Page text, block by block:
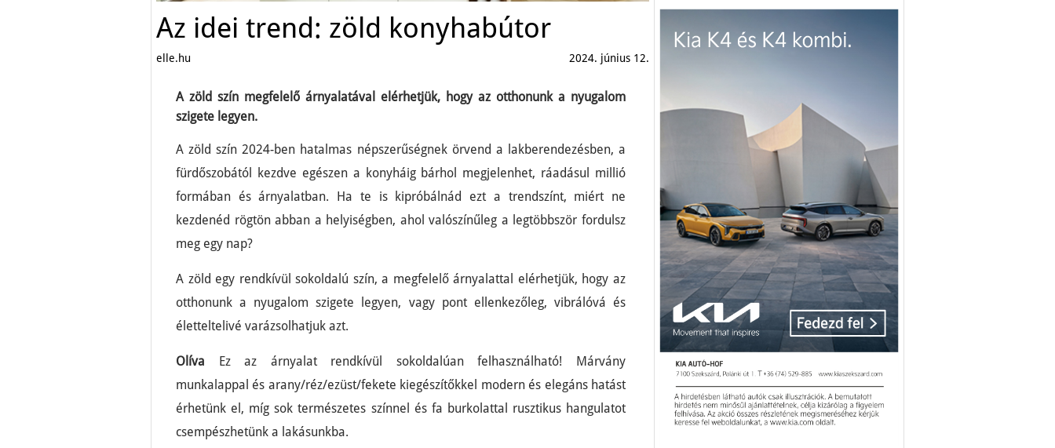
Az idei trend: zöld konyhabútor
elle.hu 2024. június 12.
A zöld szín megfelelő árnyalatával elérhetjük, hogy az otthonunk a nyugalom
szigete legyen.
A zöld szín 2024-ben hatalmas népszerűségnek örvend a lakberendezésben, a
fürdőszobától kezdve egészen a konyháig bárhol megjelenhet, ráadásul millió
formában és árnyalatban. Ha te is kipróbálnád ezt a trendszínt, miért ne
kezdenéd rögtön abban a helyiségben, ahol valószínűleg a legtöbbször fordulsz
meg egy nap?
A zöld egy rendkívül sokoldalú szín, a megfelelő árnyalattal elérhetjük, hogy az
otthonunk a nyugalom szigete legyen, vagy pont ellenkezőleg, vibrálóvá és
életteltelivé varázsolhatjuk azt.
Olíva Ez az árnyalat rendkívül sokoldalúan felhasználható! Márvány
munkalappal és arany/réz/ezüst/fekete kiegészítőkkel modern és elegáns hatást
érhetünk el, míg sok természetes színnel és fa burkolattal rusztikus hangulatot
csempészhetünk a lakásunkba.